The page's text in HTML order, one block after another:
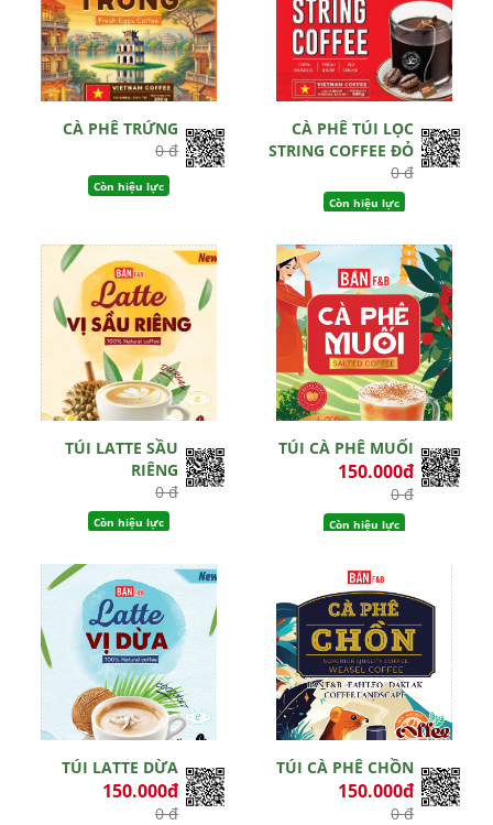
CÀ PHÊ TRỨNG
0 đ
Còn hiệu lực
CÀ PHÊ TÚI LỌC
STRING COFFEE ĐỎ
0 đ
Còn hiệu lực
TÚI LATTE SẦU
RIÊNG
0 đ
Còn hiệu lực
TÚI CÀ PHÊ MUỐI
150.000đ
0 đ
Còn hiệu lực
TÚI LATTE DỪA
150.000đ
0 đ
TÚI CÀ PHÊ CHỒN
150.000đ
0 đ